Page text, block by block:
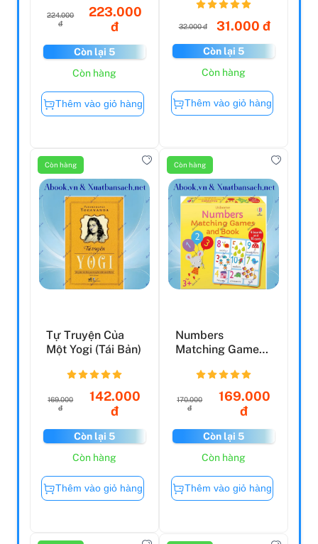
224.000
đ
223.000
đ
Còn lại 5
Còn hàng
Thêm vào giỏ hàng
Bé Gái - ...
32.000 đ 31.000 đ
Còn lại 5
Còn hàng
Thêm vào giỏ hàng
Còn hàng
Tự Truyện Của
Một Yogi (Tái Bản)
169.000
đ
142.000
đ
Còn lại 5
Còn hàng
Thêm vào giỏ hàng
Còn hàng
Numbers
Matching Games
170.000
đ
169.000
đ
Còn lại 5
Còn hàng
Thêm vào giỏ hàng